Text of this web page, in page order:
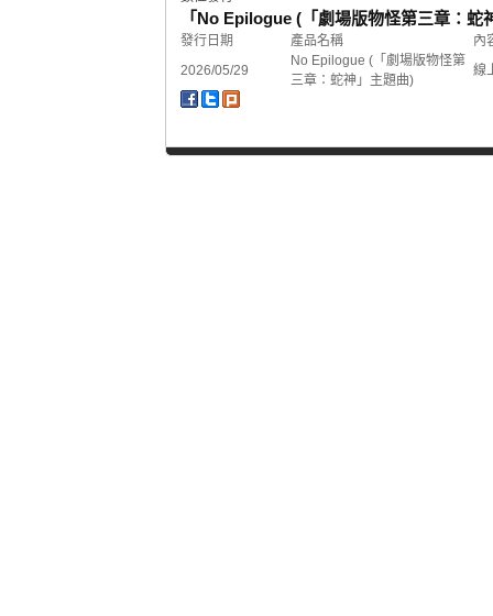
「No Epilogue (「劇場版物怪第三章：蛇
發行日期 產品名稱
內
2026/05/29
No Epilogue (「劇場版物怪第
三章：蛇神」主題曲)
線